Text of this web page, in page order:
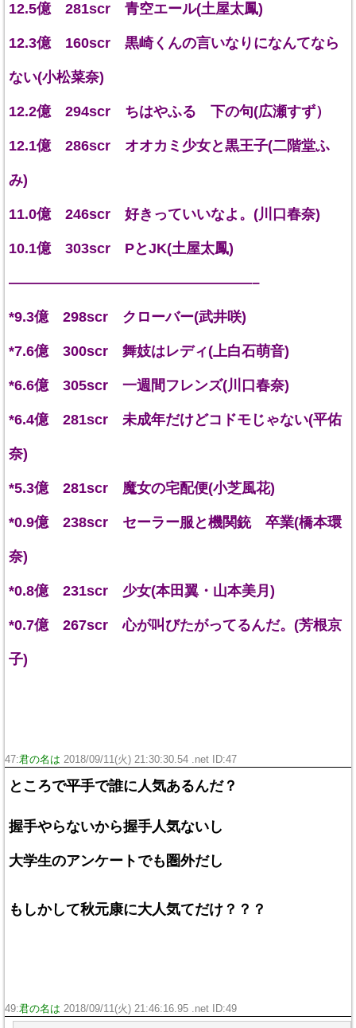
12.5億 281scr 青空エール(土屋太鳳)
12.3億 160scr 黒崎くんの言いなりになんてなら
ない(小松菜奈)
12.2億 294scr ちはやふる 下の句(広瀬すず）
12.1億 286scr オオカミ少女と黒王子(二階堂ふ
み)
11.0億 246scr 好きっていいなよ。(川口春奈)
10.1億 303scr PとJK(土屋太鳳)
—————————————————–
*9.3億 298scr クローバー(武井咲)
*7.6億 300scr 舞妓はレディ(上白石萌音)
*6.6億 305scr 一週間フレンズ(川口春奈)
*6.4億 281scr 未成年だけどコドモじゃない(平佑
奈)
*5.3億 281scr 魔女の宅配便(小芝風花)
*0.9億 238scr セーラー服と機関銃 卒業(橋本環
奈)
*0.8億 231scr 少女(本田翼・山本美月)
*0.7億 267scr 心が叫びたがってるんだ。(芳根京
子)
47:君の名は 2018/09/11(火) 21:30:30.54 .net ID:47
ところで平手で誰に人気あるんだ？
握手やらないから握手人気ないし
大学生のアンケートでも圏外だし
もしかして秋元康に大人気てだけ？？？
49:君の名は 2018/09/11(火) 21:46:16.95 .net ID:49